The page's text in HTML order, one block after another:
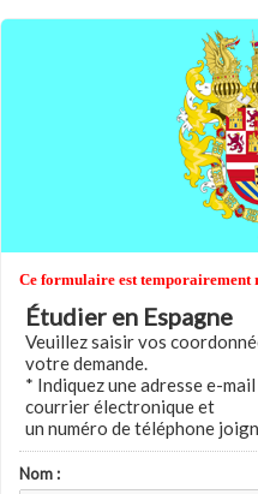
Ce formulaire est temporairement
Étudier en Espagne
Veuillez saisir vos
votre demande.
* Indiquez une adresse e-
courrier électronique et
un numéro de téléphone
Nom :